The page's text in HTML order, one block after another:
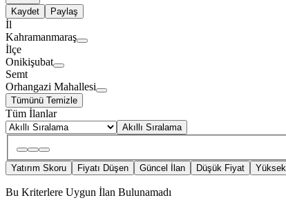
Kaydet
Paylaş
İl
Kahramanmaraş
İlçe
Onikişubat
Semt
Orhangazi Mahallesi
Tümünü Temizle
Tüm İlanlar
Akıllı Sıralama
Yatırım Skoru Fiyatı Düşen Güncel İlan Düşük Fiyat
Bu Kriterlere Uygun İlan Bulunamadı